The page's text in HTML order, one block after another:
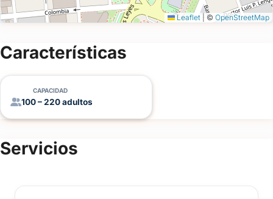
Leaflet © OpenStreetMap
Características
CAPACIDAD
100 – 220 adultos
Servicios